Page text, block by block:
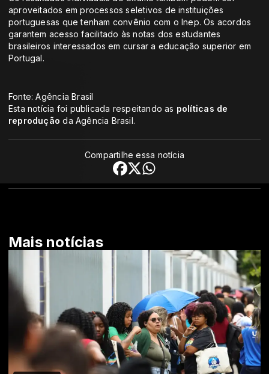
aproveitados em processos seletivos de instituições
portuguesas que tenham convênio com o Inep. Os acordos
garantem acesso facilitado às notas dos estudantes
brasileiros interessados em cursar a educação superior em
Portugal.
Fonte: Agência Brasil
Esta notícia foi publicada respeitando as políticas de
reprodução da Agência Brasil.
Compartilhe essa notícia
Mais notícias